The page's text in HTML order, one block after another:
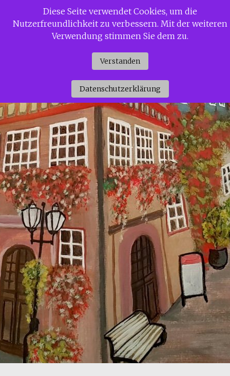
InhaltSiggi Gerdaus Welt
Diese Seite verwendet Cookies, um die
Nutzerfreundlichkeit zu verbessern. Mit der weiteren
Verwendung stimmen Sie dem zu.
Verstanden
Datenschutzerklärung